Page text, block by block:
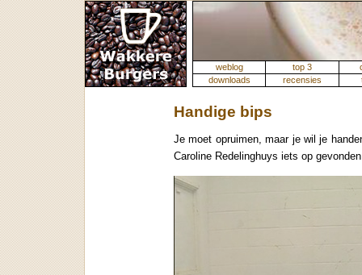
weblog top 3
downloads
recensies
Handige bips
Je moet opruimen, maar je wil je
Caroline Redelinghuys iets op